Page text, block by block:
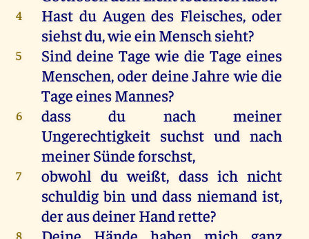
4 Hast du Augen des Fleisches,oder
siehstdu,wieeinMenschsieht?
5 Sind deine Tage wie die Tage eines
Menschen,oder deine Jahre wie die
TageeinesMannes?
6 dassdu nach
meiner
Ungerechtigkeit suchst und nach
meinerSündeforschst,
7 obwohldu weißt, dass ich nicht
schuldig bin unddass niemand ist,
derausdeinerHandrette?
8